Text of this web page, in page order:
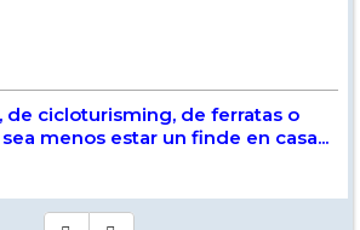
de cicloturisming, de ferratas o
menos estar un finde en casa...